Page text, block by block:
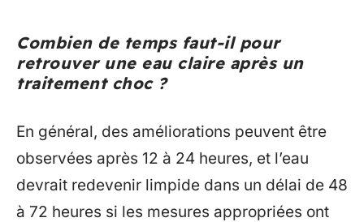
Combien de temps faut-il pour
retrouver une eau claire après un
traitement choc ?
En général, des améliorations peuvent être
observées après 12 à 24 heures, et l’eau
devrait redevenir limpide dans un délai de 48
à 72 heures si les mesures appropriées ont